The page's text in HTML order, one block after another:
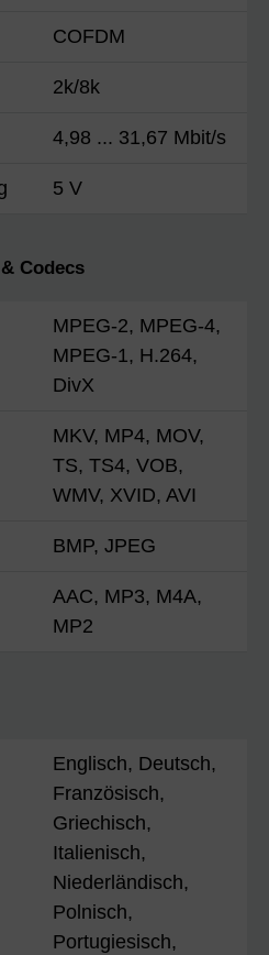
COFDM
2k/8k
4,98 ... 31,67 Mbit/s
5 V
Codecs
MPEG-2, MPEG-4,
MPEG-1, H.264,
DivX
MKV, MP4, MOV,
TS, TS4, VOB,
WMV, XVID, AVI
BMP, JPEG
AAC, MP3, M4A,
MP2
Englisch, Deutsch,
Französisch,
Griechisch,
Italienisch,
Niederländisch,
Polnisch,
Portugiesisch,